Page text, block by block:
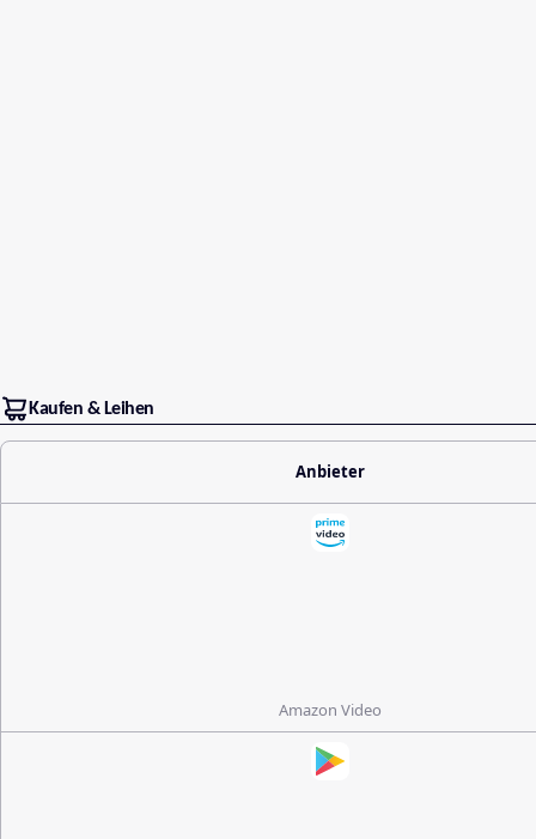
Kaufen & Leihen
Anbieter
Amazon Video